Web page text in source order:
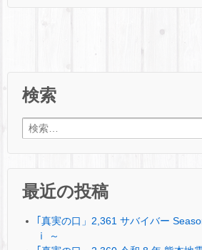
検索
検索:
最近の投稿
｢真実の口」2,361 サバイバー
ⅰ ～